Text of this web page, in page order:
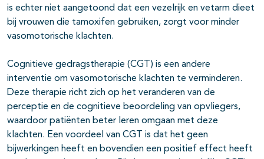
is echter niet aangetoond dat een vezelrijk en vetarm dieet
bij vrouwen die tamoxifen gebruiken, zorgt voor minder
vasomotorische klachten.
Cognitieve gedragstherapie (CGT) is een andere
interventie om vasomotorische klachten te verminderen.
Deze therapie richt zich op het veranderen van de
perceptie en de cognitieve beoordeling van opvliegers,
waardoor patiënten beter leren omgaan met deze
klachten. Een voordeel van CGT is dat het geen
bijwerkingen heeft en bovendien een positief effect heeft